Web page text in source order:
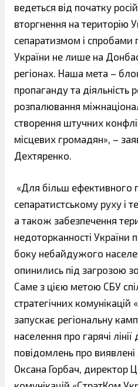
ведеться від початку
вторгнення на територію
сепаратизмом і спробами
України не лише на
регіонах. Наша мета –
пропаганду та діяльність
розпалювання
створення штучних
місцевих громадян», –
Дехтяренко.
«Для більш ефективного
сепаратистському руху і
а також забезпечення
недоторканності України
боку небайдужого
опинились під загрозою
Саме з цією метою СБУ
стратегічних комунікацій
запускає регіональну
населення про гарячі
повідомлень про
Оксана Горбач, директор